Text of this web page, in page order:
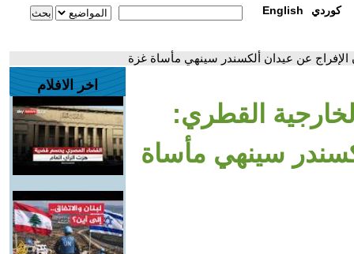
English كوردي
الإفراج عن عيدان ألكسندر سينهي مأساة غزة
القطري:
سينهي مأساة
اخر الافلام